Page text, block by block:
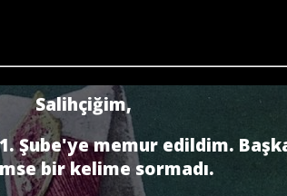
Salihçiğim,
Şube'ye memur edildim.
bir kelime sormadı.